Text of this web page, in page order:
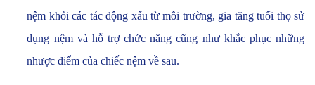
nệm khỏi các tác động xấu từ môi trường, gia tăng tuổi thọ sử
dụng nệm và hỗ trợ chức năng cũng như khắc phục những
nhược điểm của chiếc nệm về sau.